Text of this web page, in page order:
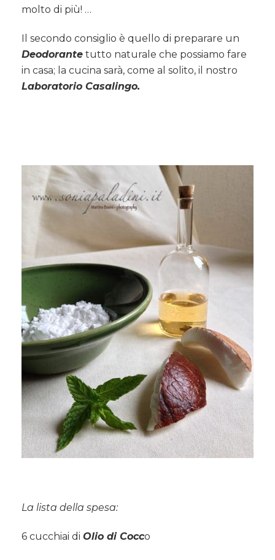
molto di più! …
Il secondo consiglio è quello di preparare un
Deodorante tutto naturale che possiamo fare
in casa; la cucina sarà, come al solito, il nostro
Laboratorio Casalingo.
La lista della spesa:
6 cucchiai di Olio di Cocco